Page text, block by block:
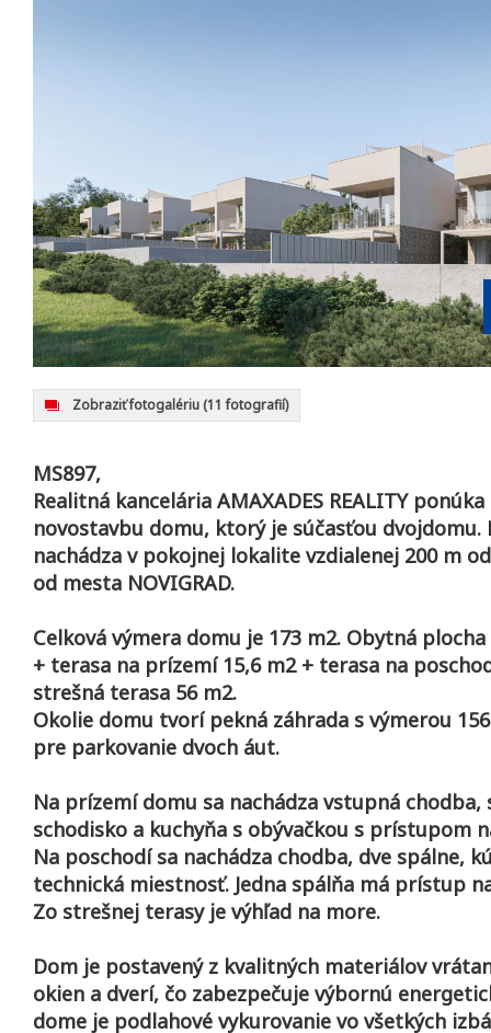
Zobraziť fotogalériu (11 fotografií)
MS897,
Realitná kancelária AMAXADES REALITY
novostavbu domu, ktorý je súčasťou dvojdomu.
nachádza v pokojnej lokalite vzdialenej 200 m
od mesta NOVIGRAD.
Celková výmera domu je 173 m2. Obytná
+ terasa na prízemí 15,6 m2 + terasa na
strešná terasa 56 m2.
Okolie domu tvorí pekná záhrada s výmerou
pre parkovanie dvoch áut.
Na prízemí domu sa nachádza vstupná chodba,
schodisko a kuchyňa s obývačkou s prístupom
Na poschodí sa nachádza chodba, dve spálne,
technická miestnosť. Jedna spálňa má prístup
Zo strešnej terasy je výhľad na more.
Dom je postavený z kvalitných materiálov
okien a dverí, čo zabezpečuje výbornú
dome je podlahové vykurovanie vo všetkých